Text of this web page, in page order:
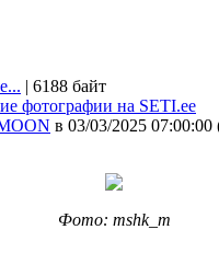
| 6188 байт
фотографии на SETI.ee
в 03/03/2025 07:00:00
Фото: mshk_m